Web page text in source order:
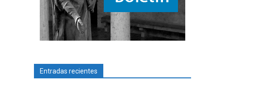
Entradas recientes